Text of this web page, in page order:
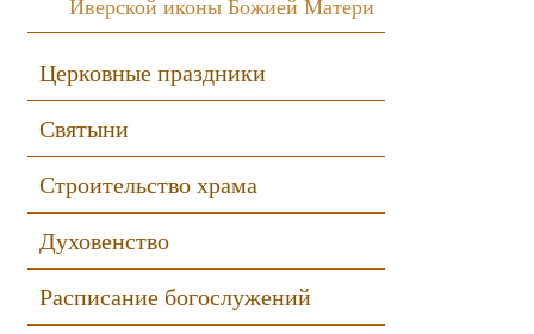
Иверской иконы Божией Матери
Церковные праздники
Святыни
Строительство храма
Духовенство
Расписание богослужений